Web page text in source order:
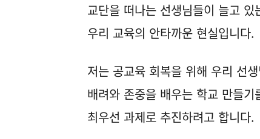
교단을 떠나는 선생님들이 늘고 있
우리 교육의 안타까운 현실입니다.
저는 공교육 회복을 위해 우리 선
배려와 존중을 배우는 학교 만들기
최우선 과제로 추진하려고 합니다.